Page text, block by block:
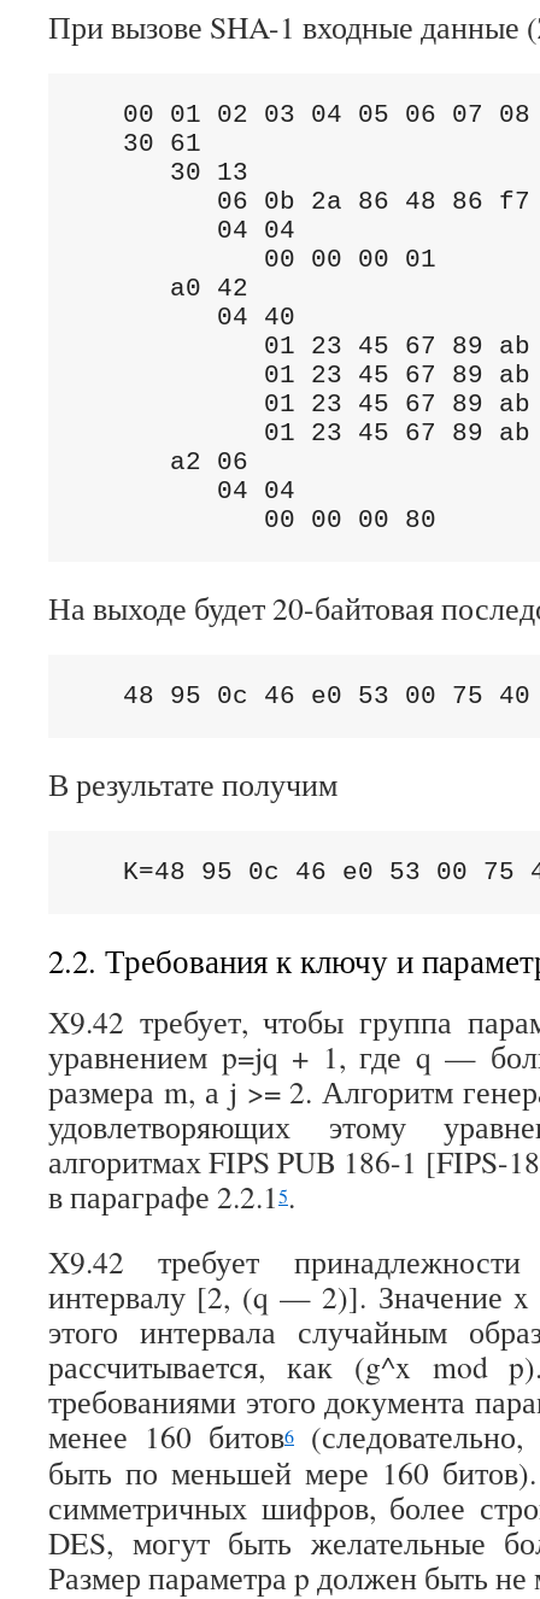
При вызове SHA-1 входные данные (
00 01 02 03 04 05 06 07
   30 61
      30 13
06 0b 2a 86 48 86
         04 04
00 00 00 01
      a0 42
         04 40
01 23 45 67 89
01 23 45 67 89
01 23 45 67 89
01 23 45 67 89
      a2 06
         04 04
00 00 00 80
На выходе будет 20-байтовая
48 95 0c 46 e0 53 00 75
В результате получим
K=48 95 0c 46 e0 53 00 75
2.2. Требования к ключу и
X9.42 требует, чтобы группа
уравнением p=jq + 1, где q —
размера m, а j >= 2. Алгоритм
удовлетворяющих этому
алгоритмах FIPS PUB 186-1 [FIPS-
в параграфе 2.2.15.
X9.42 требует
интервалу [2, (q — 2)]. Значение x
этого интервала случайным
рассчитывается, как (g^x mod
требованиями этого документа
менее 160 битов6
быть по меньшей мере 160
симметричных шифров, более
DES, могут быть желательные
Размер параметра p должен быть не